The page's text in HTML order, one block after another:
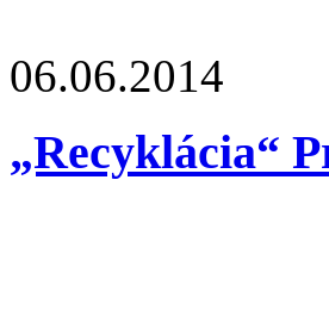
06.06.2014
„Recyklácia“